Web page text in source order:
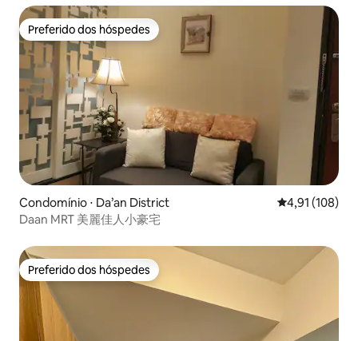
Preferido dos hóspedes
Preferido dos hóspedes
Condomínio ⋅ Da’an District 4,91 de uma
4,91 (108)
Daan MRT 美麗佳人小豪宅
Preferido dos hóspedes
Preferido dos hóspedes